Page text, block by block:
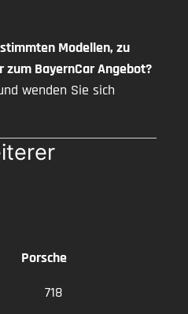
Modellen, zu
zum BayernCar Angebot?
wenden Sie sich
Porsche
718